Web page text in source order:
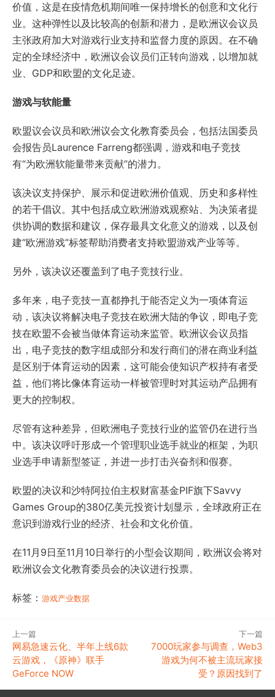
价值，这是在疫情危机期间唯一保持增长的创意和文化行
业。这种弹性以及比较高的创新和潜力，是欧洲议会议员
主张政府加大对游戏行业支持和监督力度的原因。在不确
定的全球经济中，欧洲议会议员们正转向游戏，以增加就
业、GDP和欧盟的文化足迹。
游戏与软能量
欧盟议会议员和欧洲议会文化教育委员会，包括法国委员
会报告员Laurence Farreng都强调，游戏和电子竞技
有“为欧洲软能量带来贡献”的潜力。
该决议支持保护、展示和促进欧洲价值观、历史和多样性
的若干倡议。其中包括成立欧洲游戏观察站、为决策者提
供协调的数据和建议，保存最具文化意义的游戏，以及创
建“欧洲游戏”标签帮助消费者支持欧盟游戏产业等等。
另外，该决议还覆盖到了电子竞技行业。
多年来，电子竞技一直都挣扎于能否定义为一项体育运
动，该决议将解决电子竞技在欧洲大陆的争议，即电子竞
技在欧盟不会被当做体育运动来监管。欧洲议会议员指
出，电子竞技的数字组成部分和发行商们的潜在商业利益
是区别于体育运动的因素，这可能会使知识产权持有者受
益，他们将比像体育运动一样被管理时对其运动产品拥有
更大的控制权。
尽管有这种差异，但欧洲电子竞技行业的监管仍在进行当
中。该决议呼吁形成一个管理职业选手就业的框架，为职
业选手申请新型签证，并进一步打击兴奋剂和假赛。
欧盟的决议和沙特阿拉伯主权财富基金PIF旗下Savvy
Games Group的380亿美元投资计划显示，全球政府正在
意识到游戏行业的经济、社会和文化价值。
在11月9日至11月10日举行的小型会议期间，欧洲议会将对
欧洲议会文化教育委员会的决议进行投票。
标签： 游戏产业数据
上一篇
网易急速云化、半年上线6款
云游戏，《原神》联手
GeForce NOW
下一篇
7000玩家参与调查，Web3
游戏为何不被主流玩家接
受？原因找到了